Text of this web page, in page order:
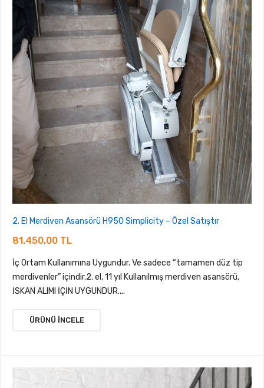
2. El Merdiven Asansörü H950 Simplicity – Özel Satıştır
81.450,00 TL
İç Ortam Kullanımına Uygundur. Ve sadece “tamamen düz tip
merdivenler” içindir.2. el, 11 yıl Kullanılmış merdiven asansörü,
İSKAN ALIMI İÇİN UYGUNDUR....
ÜRÜNÜ İNCELE